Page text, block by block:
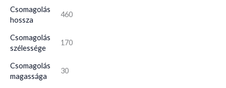
Csomagolás
hossza
460
Csomagolás
szélessége
170
Csomagolás
magassága
30